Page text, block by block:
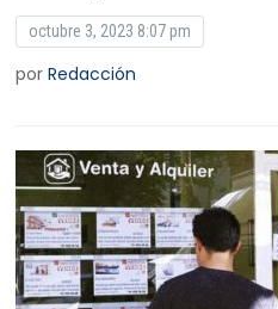
octubre 3, 2023 8:07 pm
porRedacción